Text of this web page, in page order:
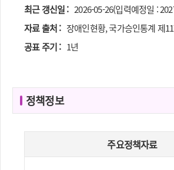
최근 갱신일 : 2026-05-26(입력예정일 :
자료 출처 : 장애인현황, 국가승인통계 제
공표 주기 : 1년
정책정보
주요정책자료